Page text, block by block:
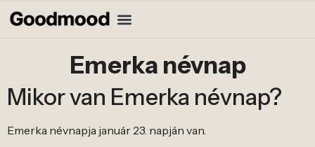
Emerka névnap
Mikor van Emerka névnap?
Emerka névnapja január 23. napján van.